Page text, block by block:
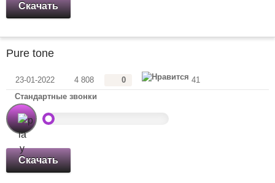
Скачать
Pure tone
23-01-2022 4 808 0
41
Стандартные звонки
Скачать